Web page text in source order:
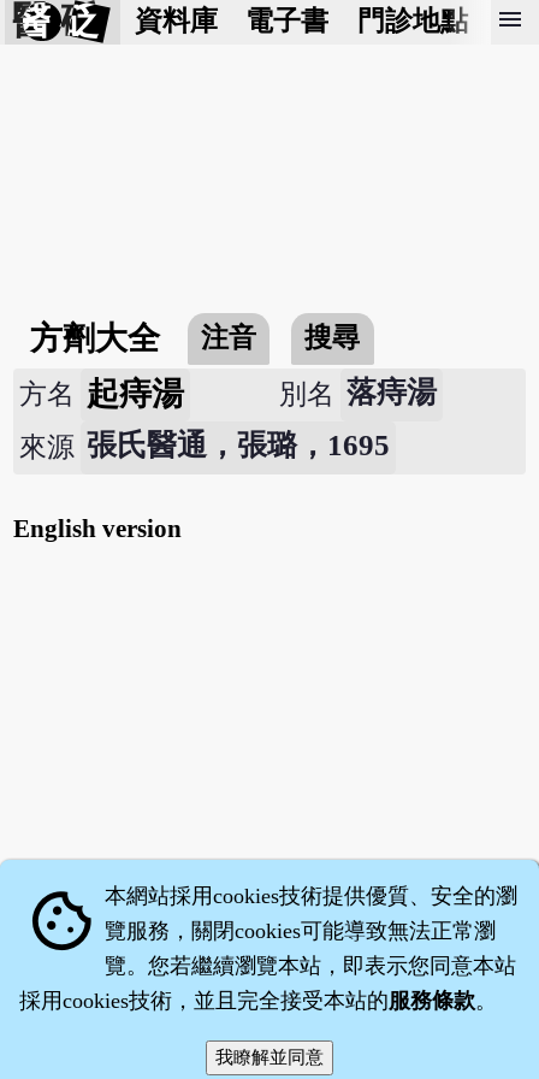
醫 砭 資料庫 電子書 門診地點 預
menu
方劑大全 注音
搜尋
方名 起痔湯 別名 落痔湯
來源 張氏醫通，張璐，1695
English version
‧沈藥子©2008～2026
cookie 本網站採用cookies技術提供優質、安全的瀏
覽服務，關閉cookies可能導致無法正常瀏
覽。您若繼續瀏覽本站，即表示您同意本站
採用cookies技術，並且完全接受本站的服務條款。